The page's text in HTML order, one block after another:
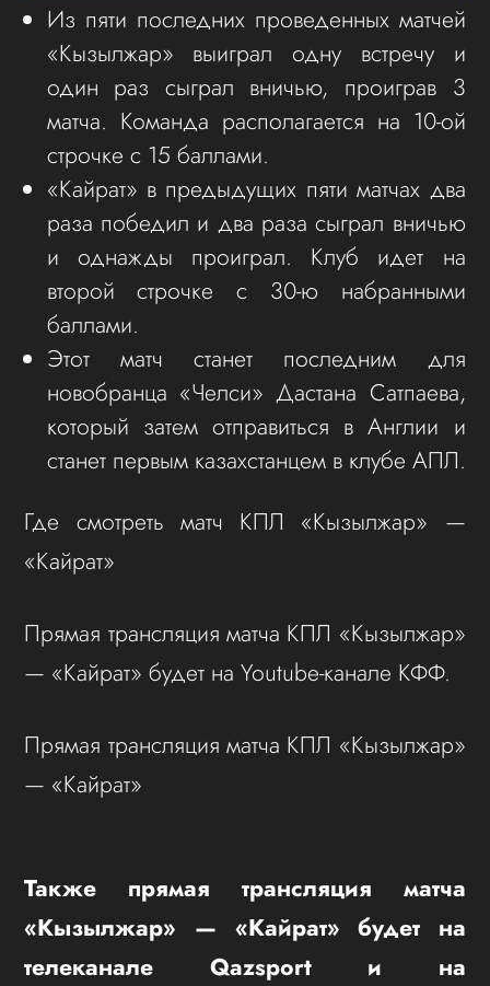
Из пяти последних проведенных матчей
«Кызылжар» выиграл одну встречу и
один раз сыграл вничью, проиграв 3
матча. Команда располагается на 10-ой
строчке с 15 баллами.
«Кайрат» в предыдущих пяти матчах два
раза победил и два раза сыграл вничью
и однажды проиграл. Клуб идет на
второй строчке с 30-ю набранными
баллами.
Этот матч станет последним для
новобранца «Челси» Дастана Сатпаева,
который затем отправиться в Англии и
станет первым казахстанцем в клубе АПЛ.
Где смотреть матч КПЛ «Кызылжар» —
«Кайрат»
Прямая трансляция матча КПЛ «Кызылжар»
— «Кайрат» будет на Youtube-канале КФФ.
Прямая трансляция матча КПЛ «Кызылжар»
— «Кайрат»
Также прямая трансляция матча
«Кызылжар» — «Кайрат» будет на
телеканале Qazsport и на